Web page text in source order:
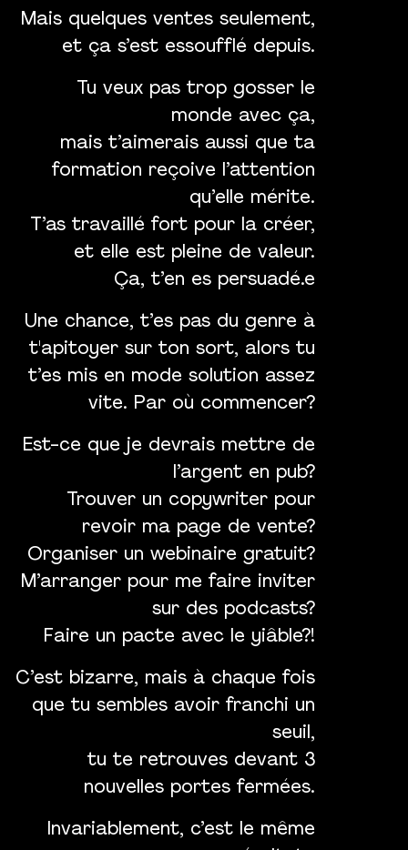
Mais quelques ventes seulement,
et ça s’est essoufflé depuis.
Tu veux pas trop gosser le
monde avec ça,
mais t’aimerais aussi que ta
formation reçoive l’attention
qu’elle mérite.
T’as travaillé fort pour la créer,
et elle est pleine de valeur.
Ça, t’en es persuadé.e
Une chance, t’es pas du genre à
t'apitoyer sur ton sort, alors tu
t’es mis en mode solution assez
vite. Par où commencer?
Est-ce que je devrais mettre de
l’argent en pub?
Trouver un copywriter pour
revoir ma page de vente?
Organiser un webinaire gratuit?
M’arranger pour me faire inviter
sur des podcasts?
Faire un pacte avec le yiâble?!
C’est bizarre, mais à chaque fois
que tu sembles avoir franchi un
seuil,
tu te retrouves devant 3
nouvelles portes fermées.
Invariablement, c’est le même